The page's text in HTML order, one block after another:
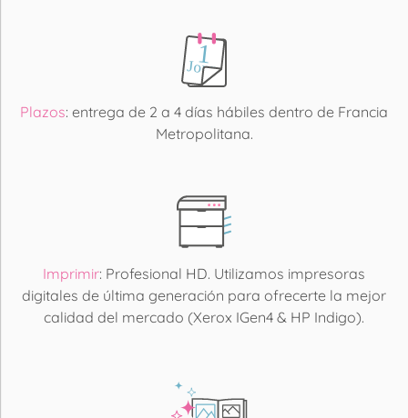
Plazos: entrega de 2 a 4 días hábiles dentro de Francia
Metropolitana.
Imprimir: Profesional HD. Utilizamos impresoras
digitales de última generación para ofrecerte la mejor
calidad del mercado (Xerox IGen4 & HP Indigo).